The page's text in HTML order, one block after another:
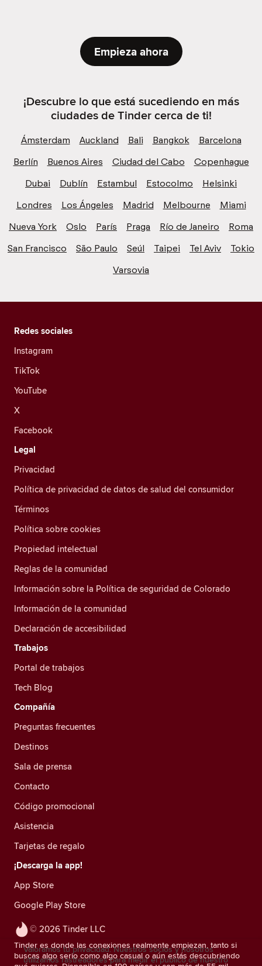
Empieza ahora
¡Descubre lo que está sucediendo en más
ciudades de Tinder cerca de ti!
Ámsterdam Auckland Bali Bangkok
Barcelona
Berlín
Buenos Aires Ciudad del Cabo
Copenhague
Dubai
Dublín Estambul Estocolmo
Helsinki
Londres
Los Ángeles Madrid Melbourne
Miami
Nueva York
Oslo París Praga Río de Janeiro
Roma
San Francisco
São Paulo Seúl Taipei Tel Aviv
Tokio
Varsovia
© 2026 Tinder LLC
Tinder es donde las conexiones realmente empiezan, tanto si
buscas algo serio como algo casual o aún estás descubriendo
Redes sociales
Instagram
TikTok
YouTube
X
Facebook
Legal
Privacidad
Política de privacidad de datos de salud del consumidor
Términos
Política sobre cookies
Propiedad intelectual
Reglas de la comunidad
Información sobre la Política de seguridad de Colorado
Información de la comunidad
Declaración de accesibilidad
Trabajos
Portal de trabajos
Tech Blog
Compañía
Preguntas frecuentes
Destinos
Sala de prensa
Contacto
Código promocional
Asistencia
Tarjetas de regalo
¡Descarga la app!
App Store
Google Play Store
Valoramos tu privacidad. Nuestros socios y nosotros
utilizamos rastreadores para medir el público de nuestro